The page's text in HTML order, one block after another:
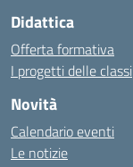
Didattica
Offerta formativa
I progetti delle classi
Novità
Calendario eventi
Le notizie